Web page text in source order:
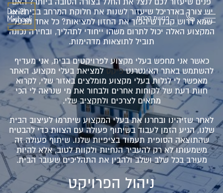
פגישת הכרות
יש צורך באדריכל שיעזור לשנות את חלוקת המרחב בבית? או
שמא דרוש קבלן שיהפוך את החזון למציאות? כל אחד מבעלי
המקצוע האלה יכול לתרום משהו ייחודי לתהליך, ובחירה נכונה
תוביל לתוצאות מדהימות.
כאשר אני מחפש בעלי מקצוע לפרויקטים בבית, אני מעדיף
להשתמש באתר האינטרנטפיקסלמציאת בעלי מקצוע. האתר
מאפשר לי לגלות בעלי מקצוע מומלצים באזור שלי, לקרוא
חוות דעת של לקוחות אחרים ולבחור את מי שנראה לי הכי
מתאים לצרכים ולתקציב שלי.
לאחר שזיהינו ובחרנו את בעלי המקצוע שיתרמו לעיצוב הבית
שלנו, הגיע הזמן לעבוד בשיתוף פעולה עם הצוות כדי להבטיח
שהתוצאה הסופית תעמוד בציפיות שלנו. שיתוף פעולה זה
משמעותו לא רק להעביר הנחיות ולקוות לטוב, אלא להיות
מעורב בכל שלב ושלב ולהבין את התהליכים שעובר הבית.
ניהול הפרויקט